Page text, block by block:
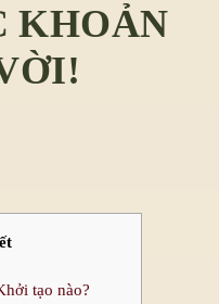
KHOẢN
tạo nào?